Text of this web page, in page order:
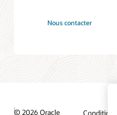
Nous contacter
© 2026 Oracle